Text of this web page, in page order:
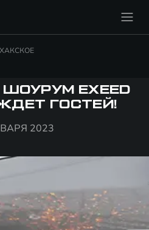
EXEED
ГОСТЕЙ!
2023